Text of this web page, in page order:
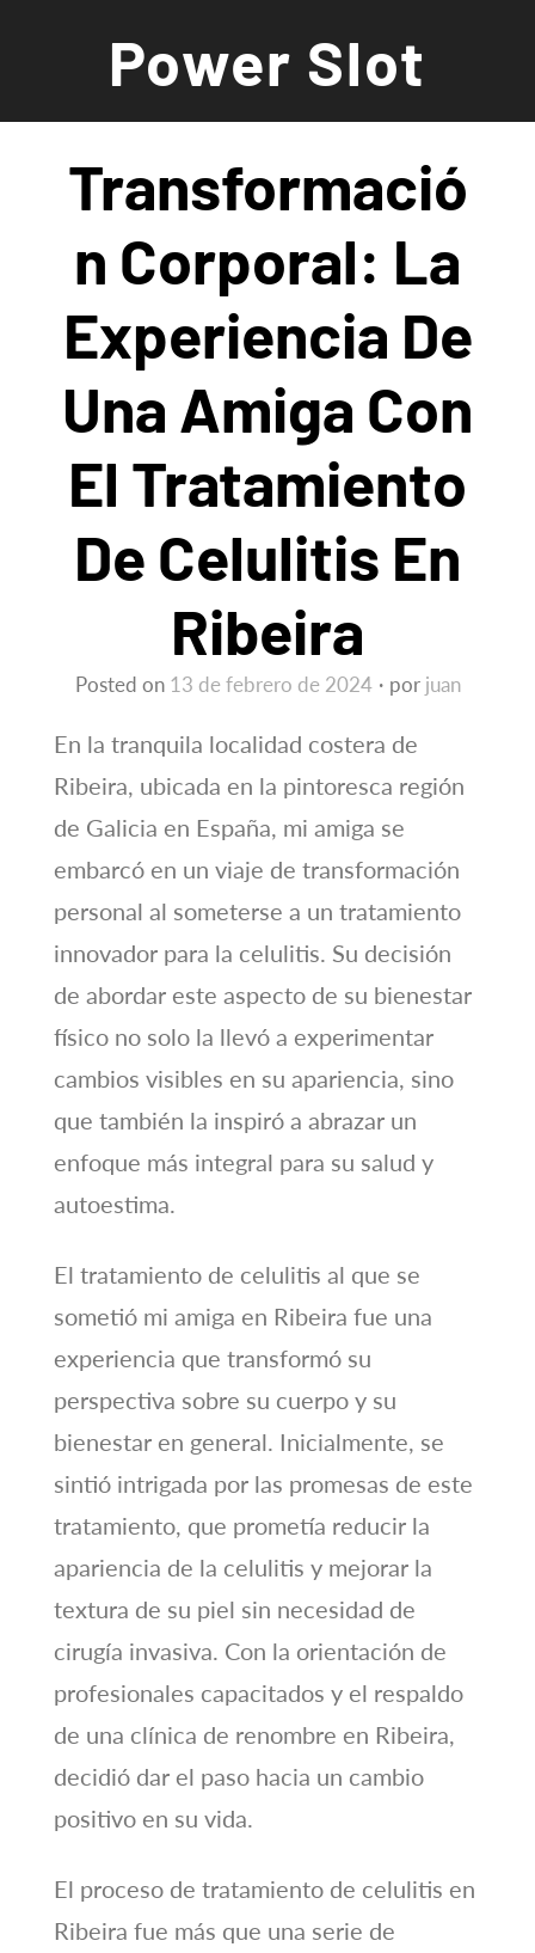
Power Slot
Transformació
N Corporal: La
Experiencia De
Una Amiga Con
El Tratamiento
De Celulitis En
Ribeira
Posted on 13 de febrero de 2024 por juan
En la tranquila localidad costera de
Ribeira, ubicada en la pintoresca región
de Galicia en España, mi amiga se
embarcó en un viaje de transformación
personal al someterse a un tratamiento
innovador para la celulitis. Su decisión
de abordar este aspecto de su bienestar
físico no solo la llevó a experimentar
cambios visibles en su apariencia, sino
que también la inspiró a abrazar un
enfoque más integral para su salud y
autoestima.
El tratamiento de celulitis al que se
sometió mi amiga en Ribeira fue una
experiencia que transformó su
perspectiva sobre su cuerpo y su
bienestar en general. Inicialmente, se
sintió intrigada por las promesas de este
tratamiento, que prometía reducir la
apariencia de la celulitis y mejorar la
textura de su piel sin necesidad de
cirugía invasiva. Con la orientación de
profesionales capacitados y el respaldo
de una clínica de renombre en Ribeira,
decidió dar el paso hacia un cambio
positivo en su vida.
El proceso de tratamiento de celulitis en
Ribeira fue más que una serie de